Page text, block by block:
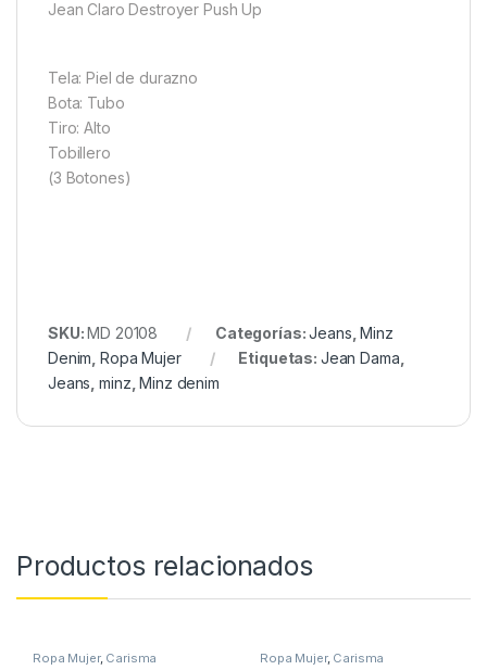
Jean Claro Destroyer Push Up
Tela: Piel de durazno
Bota: Tubo
Tiro: Alto
Tobillero
(3 Botones)
SKU:MD 20108 Categorías:Jeans,Minz
Denim,Ropa Mujer Etiquetas: Jean Dama,
Jeans,minz,Minz denim
Productos relacionados
Ropa Mujer, Carisma Ropa Mujer, Carisma